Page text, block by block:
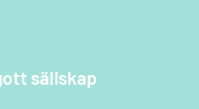
sällskap
snarast